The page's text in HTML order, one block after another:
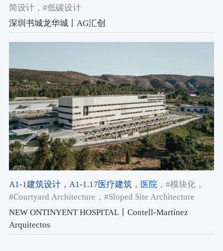
简设计，#低碳设计
深圳书城龙华城丨AG汇创
A1-1建筑设计，A1-1.17医疗建筑，医院，#模块化，
#Courtyard Architecture ，#Sloped Site Architecture
NEW ONTINYENT HOSPITAL丨Contell-Martínez
Arquitectos